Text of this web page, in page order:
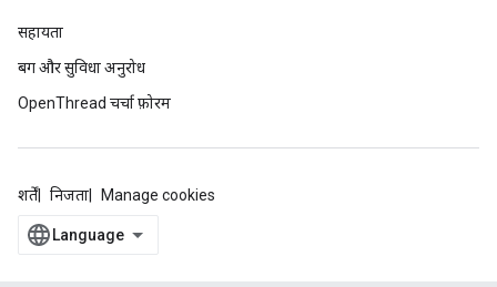
सहायता
बग और सुविधा अनुरोध
OpenThread चर्चा फ़ोरम
शर्तें निजता Manage cookies